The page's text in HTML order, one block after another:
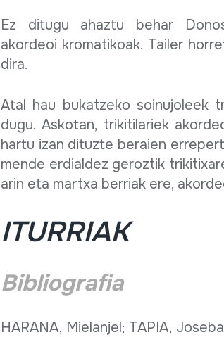
Ez ditugu ahaztu behar
akordeoi kromatikoak. Tailer
dira.
Atal hau bukatzeko soinujoleek
dugu. Askotan, trikitilariek
hartu izan dituzte beraien
mende erdialdez geroztik
arin eta martxa berriak ere,
ITURRIAK
Bibliografia
HARANA, Mielanjel; TAPIA,